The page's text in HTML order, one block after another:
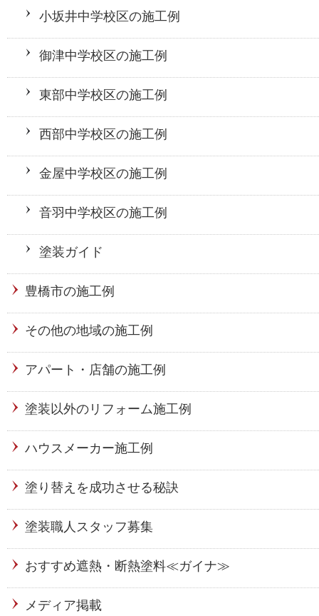
小坂井中学校区の施工例
御津中学校区の施工例
東部中学校区の施工例
西部中学校区の施工例
金屋中学校区の施工例
音羽中学校区の施工例
塗装ガイド
豊橋市の施工例
その他の地域の施工例
アパート・店舗の施工例
塗装以外のリフォーム施工例
ハウスメーカー施工例
塗り替えを成功させる秘訣
塗装職人スタッフ募集
おすすめ遮熱・断熱塗料≪ガイナ≫
メディア掲載